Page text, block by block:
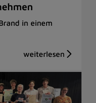
in einem